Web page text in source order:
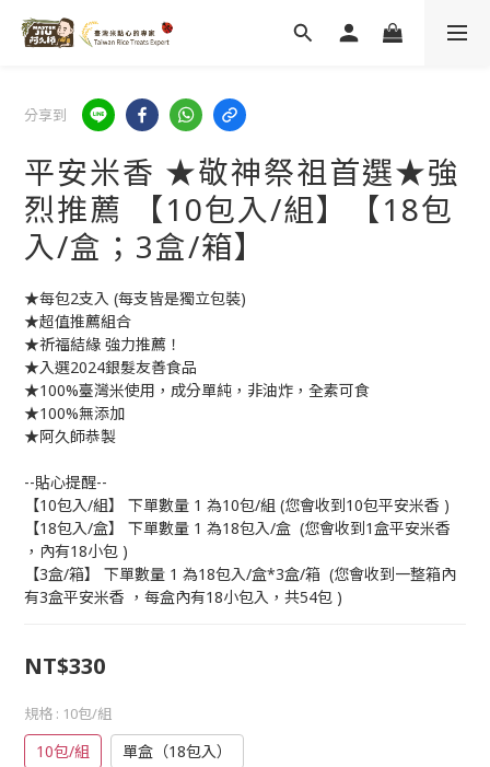
分享到
平安米香 ★敬神祭祖首選★強
烈推薦 【10包入/組】【18包
入/盒；3盒/箱】
★每包2支入 (每支皆是獨立包裝)
★超值推薦組合
★祈福結緣 強力推薦！
★入選2024銀髮友善食品
★100%臺灣米使用，成分單純，非油炸，全素可食
★100%無添加
★阿久師恭製
--貼心提醒--
【10包入/組】 下單數量 1 為10包/組 (您會收到10包平安米香 )
【18包入/盒】 下單數量 1 為18包入/盒  (您會收到1盒平安米香
，內有18小包 )
【3盒/箱】 下單數量 1 為18包入/盒*3盒/箱  (您會收到一整箱內
有3盒平安米香 ，每盒內有18小包入，共54包 )
NT$330
規格 : 10包/組
10包/組 單盒（18包入）